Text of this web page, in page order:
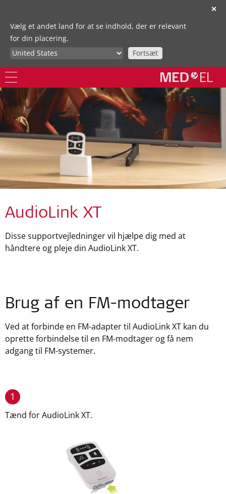
✕
Vælg et andet land for at se indhold, der er relevant
for din placering.
Fortsæt
AudioLink XT
Disse supportvejledninger vil hjælpe dig med at
håndtere og pleje din AudioLink XT.
Brug af en FM-modtager
Ved at forbinde en FM-adapter til AudioLink XT kan du
oprette forbindelse til en FM-modtager og få nem
adgang til FM-systemer.
1
Tænd for AudioLink XT.